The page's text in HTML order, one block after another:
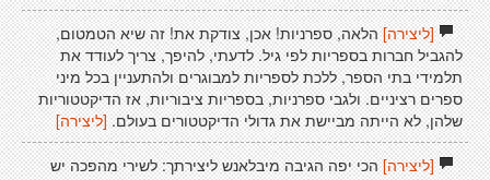
[ליצירה]הלאה, ספרניות! אכן, צודקת את! זה שיא הטמטום,
להגביל חברות בספריות לפי גיל. לדעתי, להיפך, צריך לעודד את
תלמידי בתי הספר, ללכת לספריות למבוגרים ולהתעניין בכל מיני
ספרים רציניים. ולגבי ספרניות, בספריות ציבוריות, אז הדיקטטוריות
שלהן, לא הייתה מביישת את גדולי הדיקטטורים בעולם. [ליצירה]
[ליצירה]הכי יפה הגיבה מיבלאנש ליצירתך: לשירי מהפכה יש